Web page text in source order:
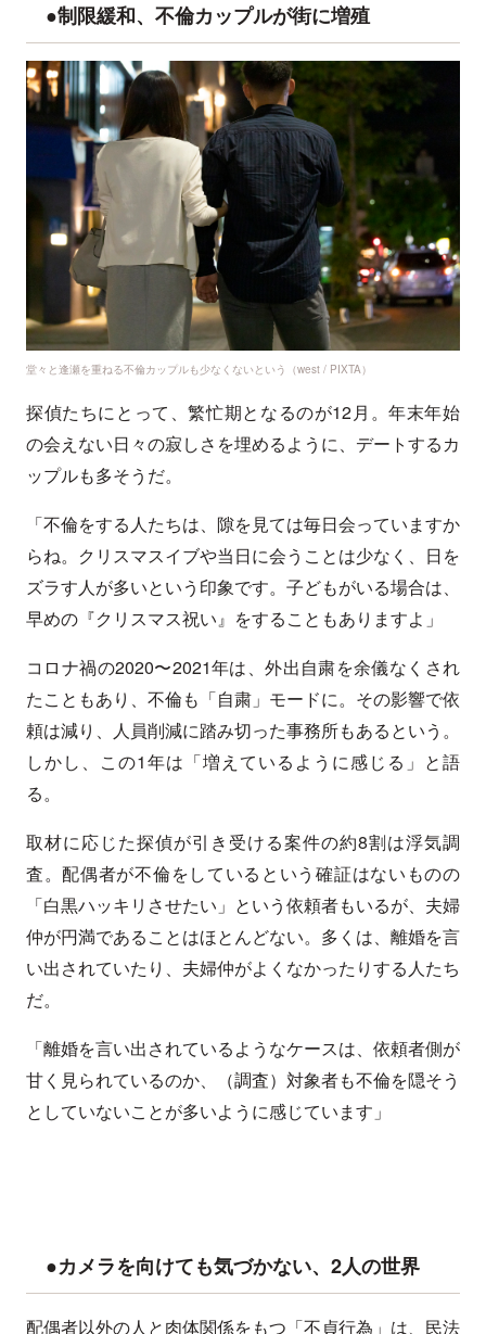
●制限緩和、不倫カップルが街に増殖
堂々と逢瀬を重ねる不倫カップルも少なくないという（west / PIXTA）
探偵たちにとって、繁忙期となるのが12月。年末年始
の会えない日々の寂しさを埋めるように、デートするカ
ップルも多そうだ。
「不倫をする人たちは、隙を見ては毎日会っていますか
らね。クリスマスイブや当日に会うことは少なく、日を
ズラす人が多いという印象です。子どもがいる場合は、
早めの『クリスマス祝い』をすることもありますよ」
コロナ禍の2020〜2021年は、外出自粛を余儀なくされ
たこともあり、不倫も「自粛」モードに。その影響で依
頼は減り、人員削減に踏み切った事務所もあるという。
しかし、この1年は「増えているように感じる」と語
る。
取材に応じた探偵が引き受ける案件の約8割は浮気調
査。配偶者が不倫をしているという確証はないものの
「白黒ハッキリさせたい」という依頼者もいるが、夫婦
仲が円満であることはほとんどない。多くは、離婚を言
い出されていたり、夫婦仲がよくなかったりする人たち
だ。
「離婚を言い出されているようなケースは、依頼者側が
甘く見られているのか、（調査）対象者も不倫を隠そう
としていないことが多いように感じています」
●カメラを向けても気づかない、2人の世界
配偶者以外の人と肉体関係をもつ「不貞行為」は、民法